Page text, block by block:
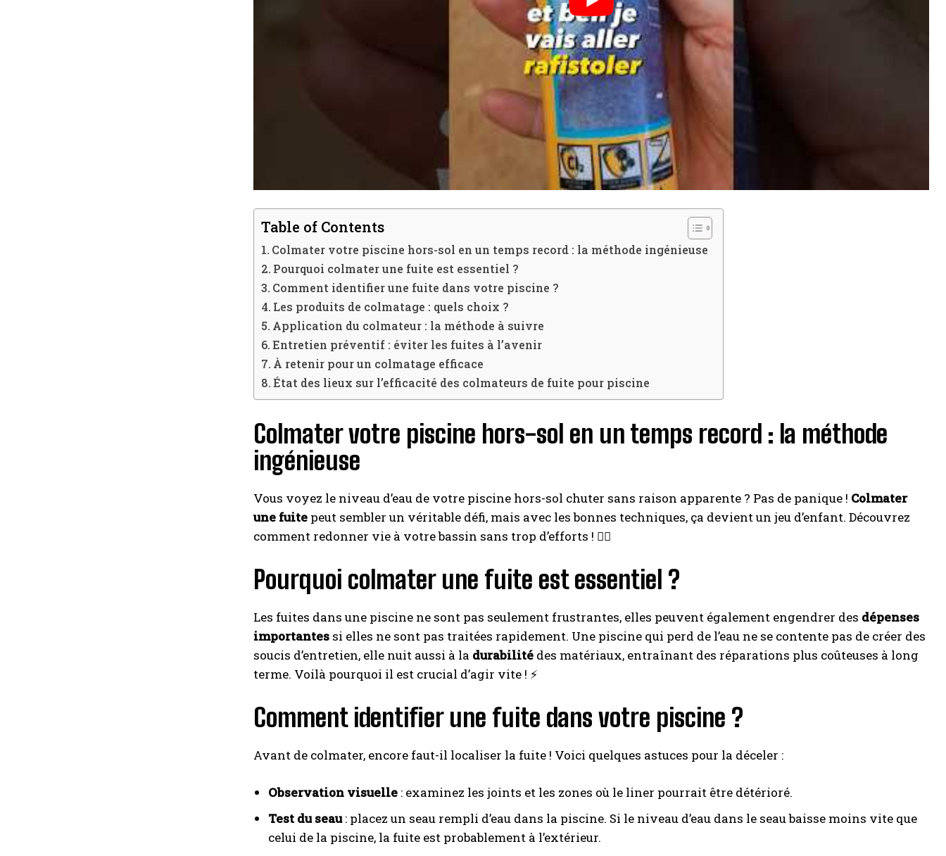
Table of Contents
Colmater votre piscine hors-sol en un temps record : la méthode ingénieuse
Pourquoi colmater une fuite est essentiel ?
Comment identifier une fuite dans votre piscine ?
Les produits de colmatage : quels choix ?
Application du colmateur : la méthode à suivre
Entretien préventif : éviter les fuites à l’avenir
À retenir pour un colmatage efficace
État des lieux sur l’efficacité des colmateurs de fuite pour piscine
Colmater votre piscine hors-sol en un temps record : la méthode
ingénieuse
Vous voyez le niveau d’eau de votre piscine hors-sol chuter sans raison apparente ? Pas de panique ! Colmater
une fuite peut sembler un véritable défi, mais avec les bonnes techniques, ça devient un jeu d’enfant. Découvrez
comment redonner vie à votre bassin sans trop d’efforts ! 🏊‍♂️
Pourquoi colmater une fuite est essentiel ?
Les fuites dans une piscine ne sont pas seulement frustrantes, elles peuvent également engendrer des dépenses
importantes si elles ne sont pas traitées rapidement. Une piscine qui perd de l’eau ne se contente pas de créer des
soucis d’entretien, elle nuit aussi à la durabilité des matériaux, entraînant des réparations plus coûteuses à long
terme. Voilà pourquoi il est crucial d’agir vite ! ⚡️
Comment identifier une fuite dans votre piscine ?
Avant de colmater, encore faut-il localiser la fuite ! Voici quelques astuces pour la déceler :
Observation visuelle : examinez les joints et les zones où le liner pourrait être détérioré.
Test du seau: placez un seau rempli d’eau dans la piscine. Si le niveau d’eau dans le seau baisse moins vite que
celui de la piscine, la fuite est probablement à l’extérieur.